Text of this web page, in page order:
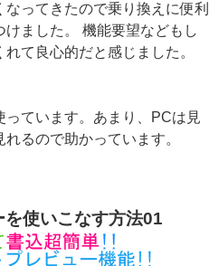
ってきたので乗り換えに便利
ました。 機能要望などもし
て良心的だと感じました。
っています。あまり、PCは見
るので助かっています。
使いこなす方法01